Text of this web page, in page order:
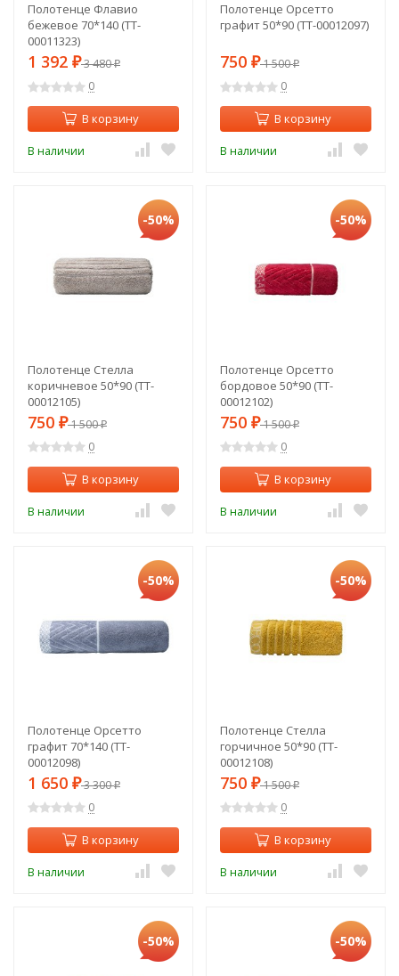
Полотенце Флавио
бежевое 70*140 (TT-
00011323)
1 392 ₽3 480₽
0
В корзину
В наличии
Полотенце Орсетто
графит 50*90 (TT-00012097)
750 ₽1 500₽
0
В корзину
В наличии
-50%
Полотенце Стелла
коричневое 50*90 (TT-
00012105)
750 ₽1 500₽
0
В корзину
В наличии
-50%
Полотенце Орсетто
бордовое 50*90 (TT-
00012102)
750 ₽1 500₽
0
В корзину
В наличии
-50%
Полотенце Орсетто
графит 70*140 (TT-
00012098)
1 650 ₽3 300₽
0
В корзину
В наличии
-50%
Полотенце Стелла
горчичное 50*90 (TT-
00012108)
750 ₽1 500₽
0
В корзину
В наличии
-50% -50%